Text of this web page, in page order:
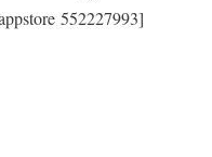
552227993]